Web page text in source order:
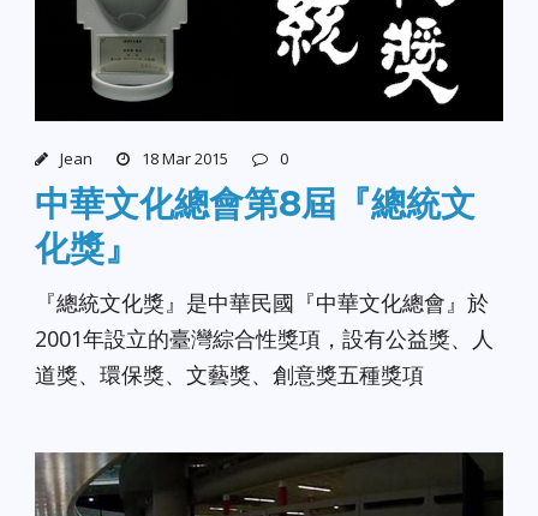
Jean 18 Mar 2015 0
中華文化總會第8屆『總統文
化獎』
『總統文化獎』是中華民國『中華文化總會』於
2001年設立的臺灣綜合性獎項，設有公益獎、人
道獎、環保獎、文藝獎、創意獎五種獎項